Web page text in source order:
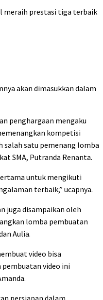
meraih prestasi tiga terbaik
akan dimasukkan dalam
penghargaan mengaku
kompetisi
salah satu pemenang lomba
SMA, Putranda Renanta.
untuk mengikuti
terbaik,” ucapnya.
juga disampaikan oleh
lomba pembuatan
Aulia.
video bisa
video ini